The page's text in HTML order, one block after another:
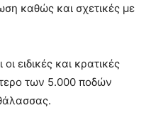
καθώς και σχετικές με
ειδικές και κρατικές
των 5.000 ποδών